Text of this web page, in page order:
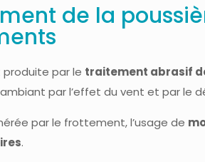
de la
produite par le traitement abrasif
ambiant par l’effet du vent et par
par le frottement, l’usage de
.